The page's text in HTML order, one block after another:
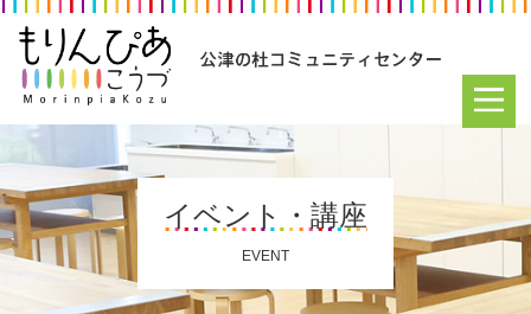
イベント・講座
EVENT